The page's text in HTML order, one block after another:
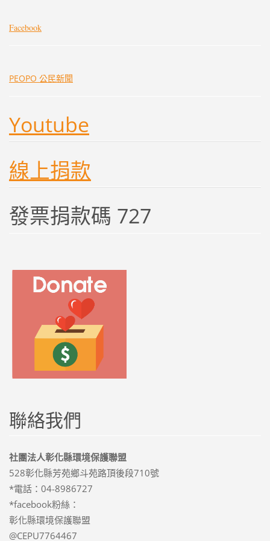
Facebook
PEOPO 公民新聞
Youtube
線上捐款
發票捐款碼 727
聯絡我們
社團法人彰化縣環境保護聯盟
528彰化縣芳苑鄉斗苑路頂後段710號
*電話：04-8986727
*facebook粉絲：
彰化縣環境保護聯盟
@CEPU7764467